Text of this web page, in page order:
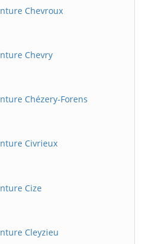
Chevroux
Chevry
Chézery-Forens
Civrieux
Cize
Cleyzieu